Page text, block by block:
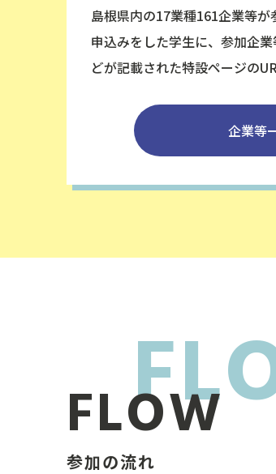
島根県内の17業種161企業等が
申込みをした学生に、参加企
どが記載された特設ページの
企業等
FLOW
参加の流れ